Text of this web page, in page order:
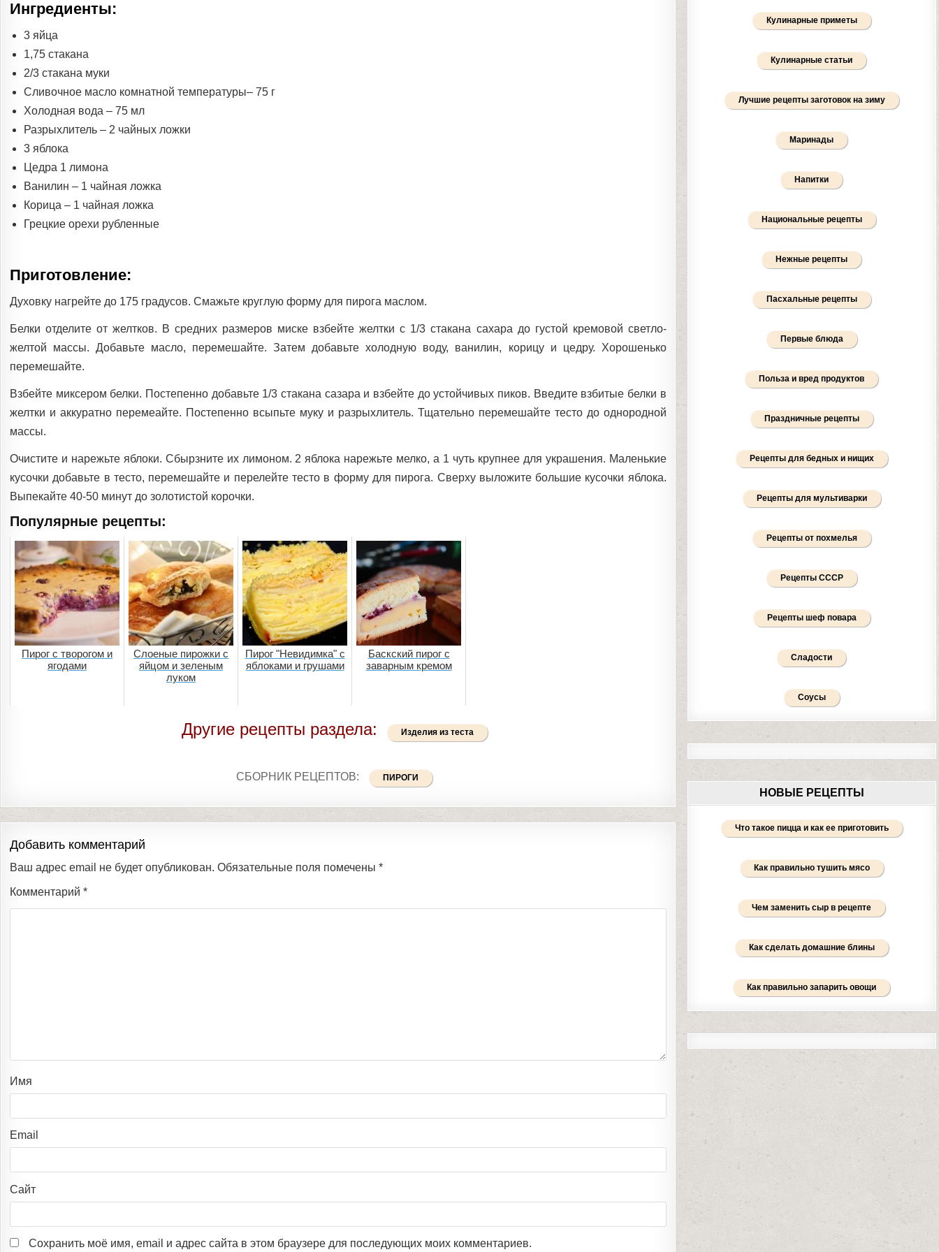
Ингредиенты:
3 яйца
1,75 стакана
2/3 стакана муки
Сливочное масло комнатной температуры– 75 г
Холодная вода – 75 мл
Разрыхлитель – 2 чайных ложки
3 яблока
Цедра 1 лимона
Ванилин – 1 чайная ложка
Корица – 1 чайная ложка
Грецкие орехи рубленные
Приготовление:
Духовку нагрейте до 175 градусов. Смажьте круглую форму для пирога маслом.
Белки отделите от желтков. В средних размеров миске взбейте желтки с 1/3 стакана сахара до густой кремовой светло-
желтой массы. Добавьте масло, перемешайте. Затем добавьте холодную воду, ванилин, корицу и цедру. Хорошенько
перемешайте.
Взбейте миксером белки. Постепенно добавьте 1/3 стакана сазара и взбейте до устойчивых пиков. Введите взбитые белки в
желтки и аккуратно перемеайте. Постепенно всыпьте муку и разрыхлитель. Тщательно перемешайте тесто до однородной
массы.
Очистите и нарежьте яблоки. Сбырзните их лимоном. 2 яблока нарежьте мелко, а 1 чуть крупнее для украшения. Маленькие
кусочки добавьте в тесто, перемешайте и перелейте тесто в форму для пирога. Сверху выложите большие кусочки яблока.
Выпекайте 40-50 минут до золотистой корочки.
Популярные рецепты:
Пирог с творогом и
ягодами
Слоеные пирожки с
яйцом и зеленым
луком
Пирог "Невидимка" с
яблоками и грушами
Баскский пирог с
заварным кремом
Другие рецепты раздела: Изделия из теста
СБОРНИК РЕЦЕПТОВ: ПИРОГИ
Добавить комментарий
Ваш адрес email не будет опубликован. Обязательные поля помечены *
Комментарий *
Имя
Email
Сайт
Сохранить моё имя, email и адрес сайта в этом браузере для последующих моих комментариев.
Кулинарные приметы
Кулинарные статьи
Лучшие рецепты заготовок на зиму
Маринады
Напитки
Национальные рецепты
Нежные рецепты
Пасхальные рецепты
Первые блюда
Польза и вред продуктов
Праздничные рецепты
Рецепты для бедных и нищих
Рецепты для мультиварки
Рецепты от похмелья
Рецепты СССР
Рецепты шеф повара
Сладости
Соусы
НОВЫЕ РЕЦЕПТЫ
Что такое пицца и как ее приготовить
Как правильно тушить мясо
Чем заменить сыр в рецепте
Как сделать домашние блины
Как правильно запарить овощи